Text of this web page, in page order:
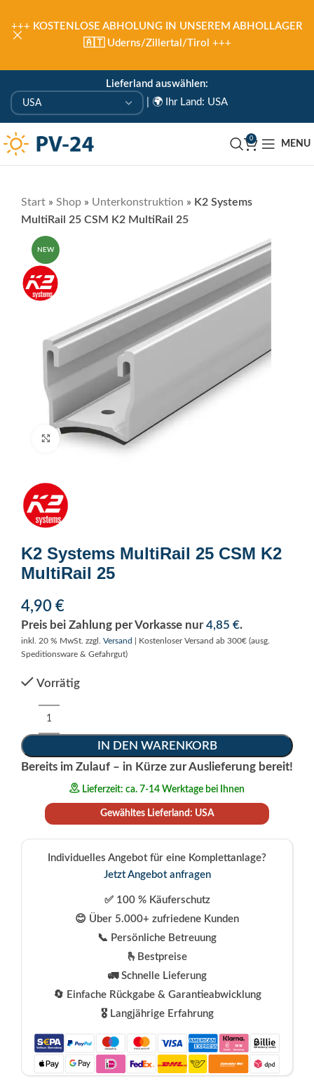
Lieferland auswählen:
🌍 Ihr Land: USA
0
MENU
Start » Shop » Unterkonstruktion » K2 Systems
MultiRail 25 CSM K2 MultiRail 25
NEW
Click to enlarge
K2 Systems MultiRail 25 CSM K2
MultiRail 25
4,90 €
Preis bei Zahlung per Vorkasse nur4,85 €.
inkl. 20 % MwSt. zzgl. Versand
| Kostenloser Versand ab 300€ (ausg.
Speditionsware & Gefahrgut)
Vorrätig
IN DEN WARENKORB
Bereits im Zulauf – in Kürze zur Auslieferung bereit!
Alternative:
Lieferzeit: ca. 7-14 Werktage bei Ihnen
Gewähltes Lieferland: USA
Individuelles Angebot für eine Komplettanlage?
Jetzt Angebot anfragen
✅ 100 % Käuferschutz
😊 Über 5.000+ zufriedene Kunden
📞 Persönliche Betreuung
🫰Bestpreise
🚛 Schnelle Lieferung
🔄 Einfache Rückgabe & Garantieabwicklung
🎖️ Langjährige Erfahrung
+++ KOSTENLOSE ABHOLUNG IN UNSEREM ABHOLLAGER
🇦🇹 Uderns/Zillertal/Tirol +++